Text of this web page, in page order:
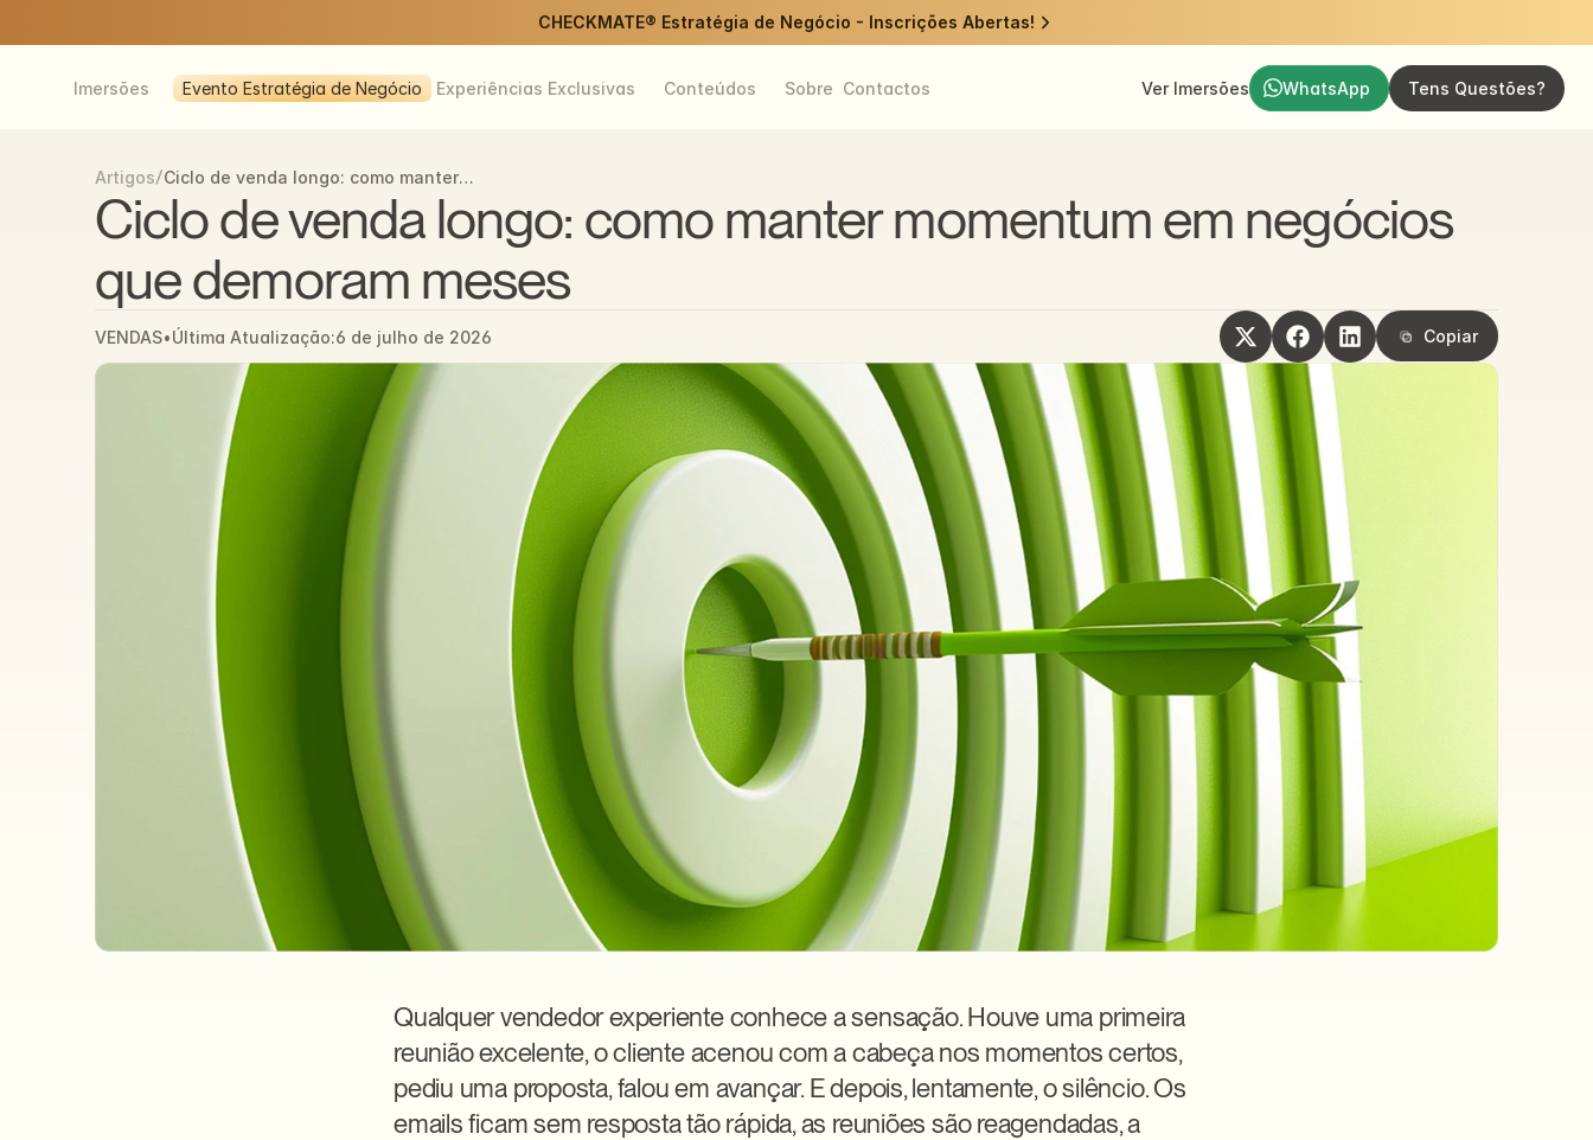
Imersões Evento Estratégia de Negócio Experiências Exclusivas Conteúdos Sobre Contactos Ver Imersões WhatsApp Tens Questões?
Artigos/Ciclo de venda longo: como manter
momentum em negócios que demoram
meses
Ciclo de venda longo: como manter momentum em negócios
que demoram meses
VENDAS•Última Atualização:6 de julho de 2026 Copiar
Copiar
Qualquer vendedor experiente conhece a sensação. Houve uma primeira
reunião excelente, o cliente acenou com a cabeça nos momentos certos,
pediu uma proposta, falou em avançar. E depois, lentamente, o silêncio. Os
emails ficam sem resposta tão rápida, as reuniões são reagendadas, a
CHECKMATE® Estratégia de Negócio - Inscrições Abertas!